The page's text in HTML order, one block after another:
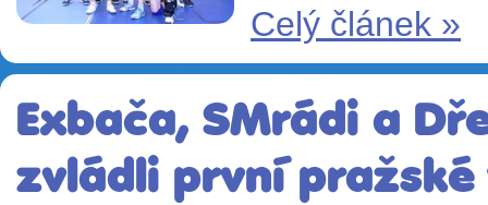
Celý článek »
Exbača, SMrádi a
zvládli první